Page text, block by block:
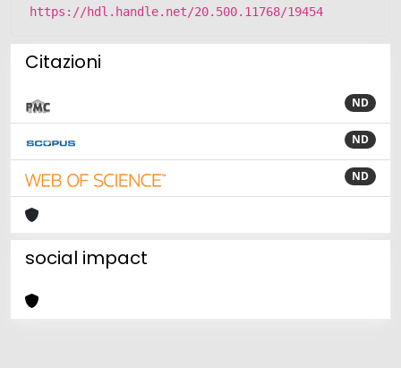
https://hdl.handle.net/20.500.11768/19454
Citazioni
ND
ND
ND
social impact